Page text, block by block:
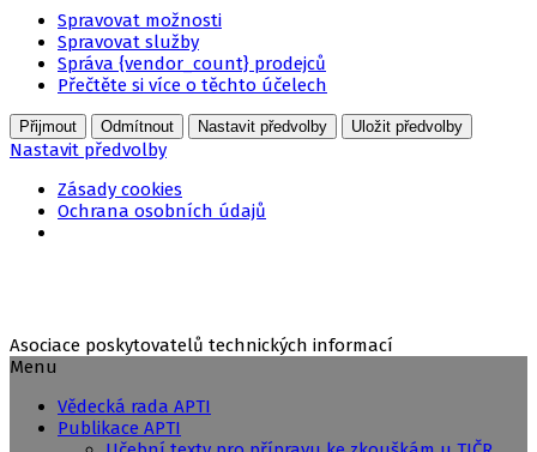
Spravovat možnosti
Spravovat služby
Správa {vendor_count} prodejců
Přečtěte si více o těchto účelech
Přijmout Odmítnout Nastavit předvolby Uložit předvolby
Nastavit předvolby
Zásady cookies
Ochrana osobních údajů
webu
Asociace poskytovatelů technických informací
Menu
Vědecká rada APTI
Publikace APTI